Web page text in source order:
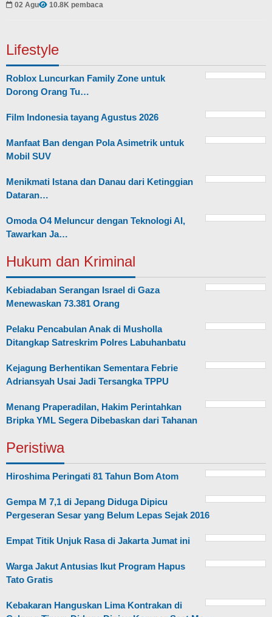
02 Agu 10.8K pembaca
Lifestyle
Roblox Luncurkan Family Zone untuk
Dorong Orang Tu…
Film Indonesia tayang Agustus 2026
Manfaat Ban dengan Pola Asimetrik untuk
Mobil SUV
Menikmati Istana dan Danau dari Ketinggian
Dataran…
Omoda O4 Meluncur dengan Teknologi AI,
Tawarkan Ja…
Hukum dan Kriminal
Kebiadaban Serangan Israel di Gaza
Menewaskan 73.381 Orang
Pelaku Pencabulan Anak di Musholla
Ditangkap Satreskrim Polres Labuhanbatu
Kejagung Berhentikan Sementara Febrie
Adriansyah Usai Jadi Tersangka TPPU
Menang Praperadilan, Hakim Perintahkan
Bripka YML Segera Dibebaskan dari Tahanan
Peristiwa
Hiroshima Peringati 81 Tahun Bom Atom
Gempa M 7,1 di Jepang Diduga Dipicu
Pergeseran Sesar yang Belum Lepas Sejak 2016
Empat Titik Unjuk Rasa di Jakarta Jumat ini
Warga Jakut Antusias Ikut Program Hapus
Tato Gratis
Kebakaran Hanguskan Lima Kontrakan di